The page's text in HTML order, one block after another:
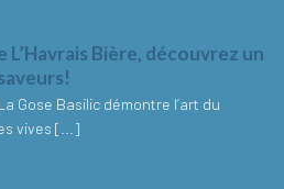
L’Havrais Bière, découvrez un
Gose Basilic démontre l’art du
vives [...]